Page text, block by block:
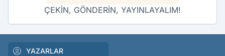
ÇEKİN, GÖNDERİN, YAYINLAYALIM!
YAZARLAR